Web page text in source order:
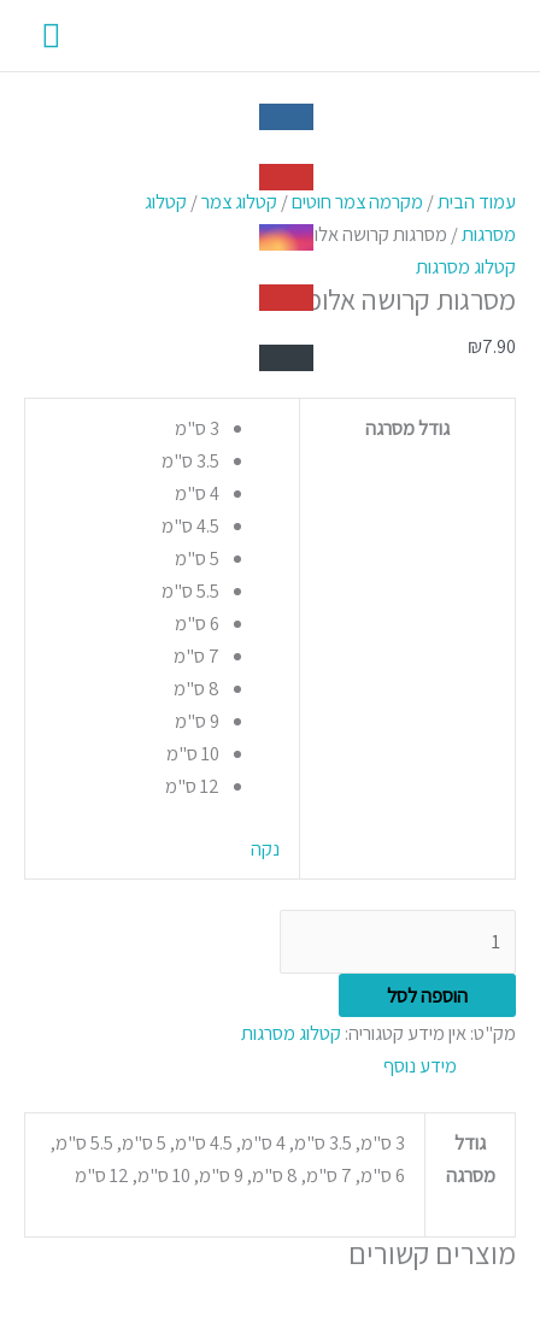
עמוד הבית/ מקרמה צמר חוטים/ קטלוג צמר/ קטלוג
מסרגות/ מסרגות קרושה אלומיניום
קטלוג מסרגות
מסרגות קרושה אלומיניום
₪7.90
גודל מסרגה
3 ס"מ
3.5 ס"מ
4 ס"מ
4.5 ס"מ
5 ס"מ
5.5 ס"מ
6 ס"מ
7 ס"מ
8 ס"מ
9 ס"מ
10 ס"מ
12 ס"מ
נקה
של
מסרגות
קרושה
אלומיניום
הוספה לסל
מק"ט:אין מידע קטגוריה: קטלוג מסרגות
מידע נוסף
גודל
מסרגה
3 ס"מ, 3.5 ס"מ, 4 ס"מ, 4.5 ס"מ, 5 ס"מ, 5.5 ס"מ,
6 ס"מ, 7 ס"מ, 8 ס"מ, 9 ס"מ, 10 ס"מ, 12 ס"מ
מוצרים קשורים